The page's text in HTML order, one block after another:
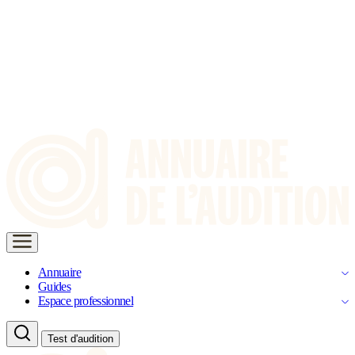
Annuaire
Guides
Espace professionnel
Test d'audition